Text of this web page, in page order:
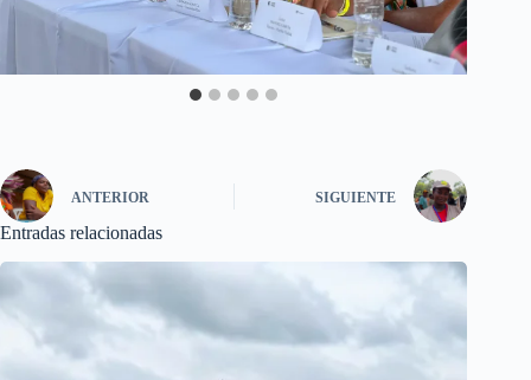
ANTERIOR SIGUIENTE
Entradas relacionadas